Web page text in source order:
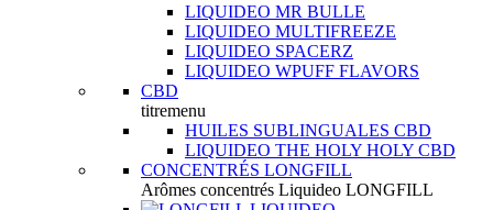
LIQUIDEO MR BULLE
LIQUIDEO MULTIFREEZE
LIQUIDEO SPACERZ
LIQUIDEO WPUFF FLAVORS
CBD
titremenu
HUILES SUBLINGUALES CBD
LIQUIDEO THE HOLY HOLY CBD
CONCENTRÉS LONGFILL
Arômes concentrés Liquideo LONGFILL